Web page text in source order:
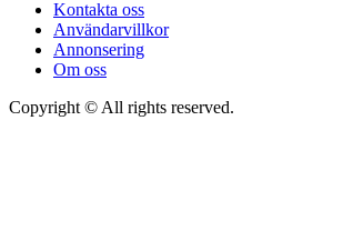
Kontakta oss
Användarvillkor
Annonsering
Om oss
Copyright © All rights reserved.